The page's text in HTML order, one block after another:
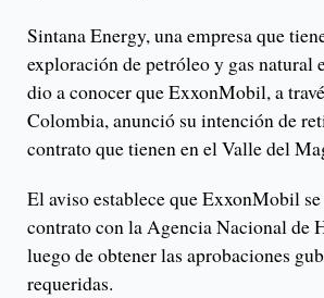
Sintana Energy, una empresa que
exploración de petróleo y gas natural
dio a conocer que ExxonMobil, a
Colombia, anunció su intención de
contrato que tienen en el Valle del
El aviso establece que ExxonMobil
contrato con la Agencia Nacional de
luego de obtener las aprobaciones
requeridas.